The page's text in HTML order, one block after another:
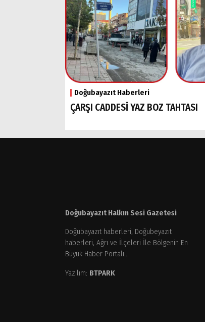
Doğubayazıt Haberleri
ÇARŞI CADDESİ YAZ BOZ TAHTASI
Doğubayazıt Halkın Sesi Gazetesi
Doğubayazıt haberleri, Doğubeyazıt
haberleri, Ağrı ve İlçeleri İle Bölgenin En
Büyük Haber Portalı...
Yazılım: BTPARK